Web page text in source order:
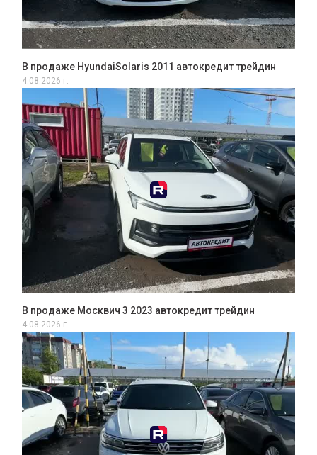
В продаже HyundaiSolaris 2011 автокредит трейдин
4.08.2026 г.
В продаже Москвич 3 2023 автокредит трейдин
4.08.2026 г.